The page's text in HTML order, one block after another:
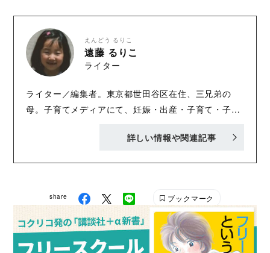
えんどう るりこ
遠藤 るりこ
ライター
ライター／編集者。東京都世田谷区在住、三兄弟の
母。子育てメディアにて、妊娠・出産・子育て・子ど
いる。歌人・河野裕子さんの「しつかりと 飯を食はせ
詳しい情報や関連記事
share ブックマーク